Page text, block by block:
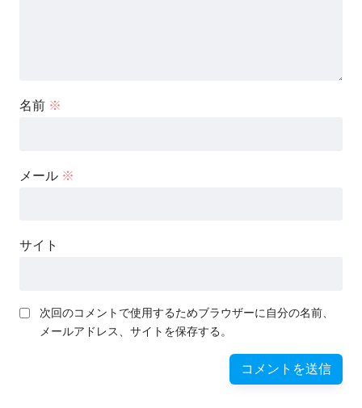
名前 ※
メール ※
サイト
次回のコメントで使用するためブラウザーに自分の名前、
メールアドレス、サイトを保存する。